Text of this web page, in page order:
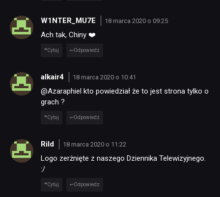
W1NTER_MU7E 18 marca 2020 o 09:25
Ach tak, Chiny ❤️
Cytuj Odpowiedz
alkair4 18 marca 2020 o 10:41
@Azaraphiel kto powiedział że to jest strona tylko o
grach ?
Cytuj Odpowiedz
Rild 18 marca 2020 o 11:22
Logo zerżnięte z naszego Dziennika Telewizyjnego.
:/
Cytuj Odpowiedz